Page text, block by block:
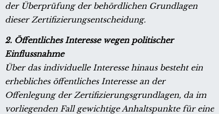
der Überprüfung der behördlichen Grundlagen
dieser Zertifizierungsentscheidung.
2. Öffentliches Interesse wegen politischer
Einflussnahme
Über das individuelle Interesse hinaus besteht ein
erhebliches öffentliches Interesse an der
Offenlegung der Zertifizierungsgrundlagen, da im
vorliegenden Fall gewichtige Anhaltspunkte für eine